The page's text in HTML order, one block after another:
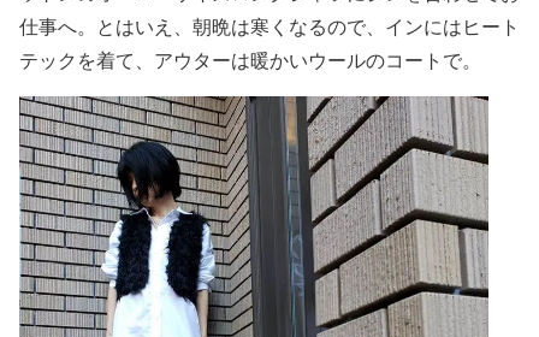
仕事へ。とはいえ、朝晩は寒くなるので、インにはヒート
テックを着て、アウターは暖かいウールのコートで。